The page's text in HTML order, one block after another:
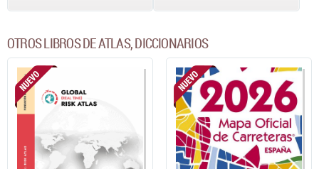
OTROS LIBROS DE ATLAS, DICCIONARIOS